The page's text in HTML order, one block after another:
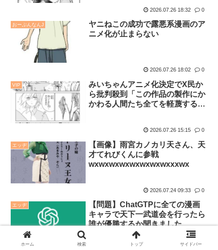
2026.07.26 18:32 0
おーぷんなんJ
ヤニねこの成功で露悪系漫画のア
ニメ化が止まらない
2026.07.26 18:02 0
VIP
みいちゃんアニメ化決定でX民か
ら批判殺到「この作品の製作にか
かわる人間たち全てを軽蔑する」
2026.07.26 15:15 0
エッヂ
【画像】雨宮カノカリ天さん、天
才てれびくんに参戦
wxwxwxwxwxwxwxwxxxwx
2026.07.24 09:33 0
エッヂ
【問題】ChatGTPに全ての漫画
キャラで天下一武道会を行ったら
誰が優勝するか聞きました
ホーム 検索 トップ サイドバー